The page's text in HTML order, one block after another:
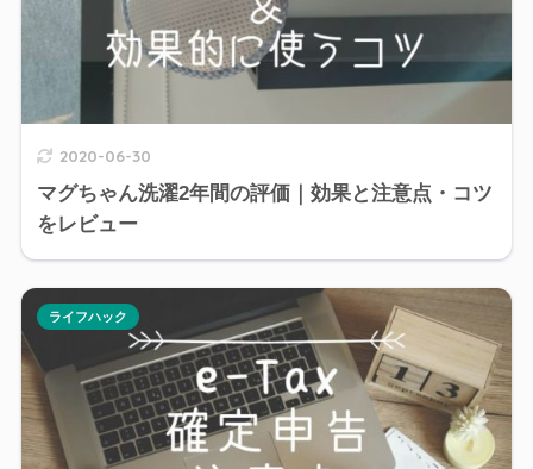
2020-06-30
マグちゃん洗濯2年間の評価｜効果と注意点・コツ
をレビュー
ライフハック